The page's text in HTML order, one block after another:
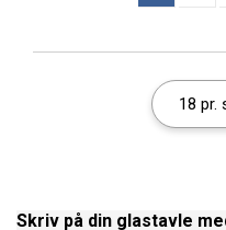
Skriv på din glastavle